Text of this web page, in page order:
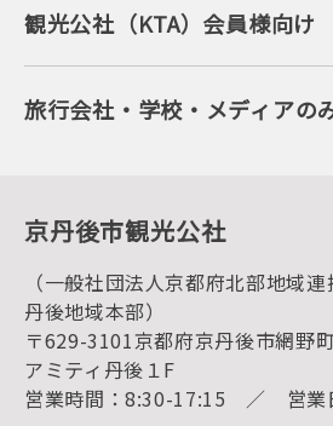
キャンプ・グランピング
自然景観
旬の食
フルーツ
美術館・資料館
観光
海水浴
キャンプ
お宿探し
宿泊・日帰り予約（空室検索）
予約照会・予約キャンセル
宿泊施設一覧（お宿比較ペー
アクセス
お知らせ
イベント情報
観光公社（KTA）会員様向け
KTA会員コミュニティ
会員向けサービス
KTAニュースレター
会員加入・会員情報（会員規程
旅行会社・学校・メディアの
プレスリリース
京丹後市観光公社
（一般社団法人京都府北部地域
丹後地域本部）
〒629-3101京都府京丹後市網野
アミティ丹後１F
営業時間：8:30-17:15 ／ 営業